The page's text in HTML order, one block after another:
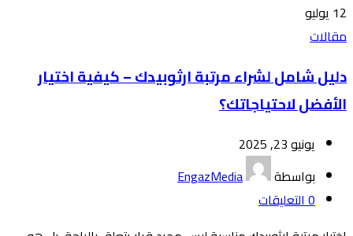
12 يوليو
مقالات
دليل شامل لشراء مرتبة ارثوبيدك – كيفية اختيار
الأفضل لاحتياجاتك؟
يونيو 23, 2025
بواسطة
EngazMedia
0التعليقات